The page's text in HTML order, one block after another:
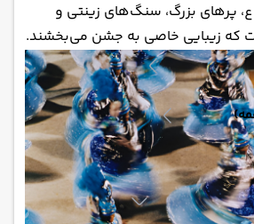
پرهای بزرگ، سنگ‌های زینتی و
که زیبایی خاصی به جشن می‌بخشند.